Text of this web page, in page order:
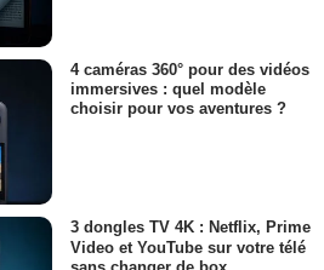
4 caméras 360° pour des vidéos
immersives : quel modèle
choisir pour vos aventures ?
3 dongles TV 4K : Netflix, Prime
Video et YouTube sur votre télé